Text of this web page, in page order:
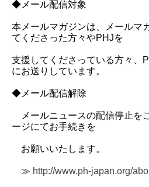
◆メール配信対象
本メールマガジンは、メールマ
てくださった方々やPHJを
支援してくださっている方々、
にお送りしています。
◆メール配信解除
メールニュースの配信停止を
ージにてお手続きを
お願いいたします。
≫ http://www.ph-japan.org/